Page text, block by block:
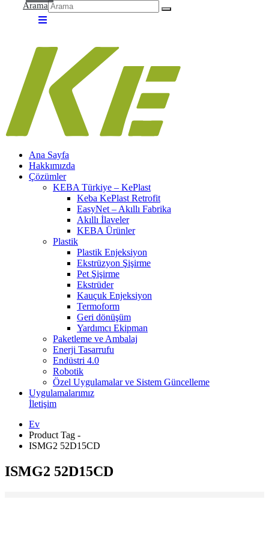
Arama
Ana Sayfa
Hakkımızda
Çözümler
KEBA Türkiye – KePlast
Keba KePlast Retrofit
EasyNet – Akıllı Fabrika
Akıllı İlaveler
KEBA Ürünler
Plastik
Plastik Enjeksiyon
Ekstrüzyon Şişirme
Pet Şişirme
Ekstrüder
Kauçuk Enjeksiyon
Termoform
Geri dönüşüm
Yardımcı Ekipman
Paketleme ve Ambalaj
Enerji Tasarrufu
Endüstri 4.0
Robotik
Özel Uygulamalar ve Sistem Güncelleme
Uygulamalarımız
İletişim
Ev
Product Tag -
ISMG2 52D15CD
ISMG2 52D15CD